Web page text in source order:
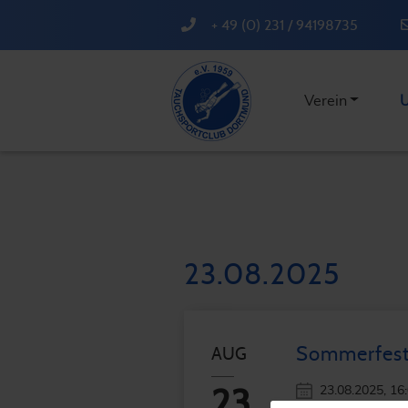
+ 49 (0) 231 / 94198735
Verein
23.08.2025
AUG Sommerfest
23.08.2025,